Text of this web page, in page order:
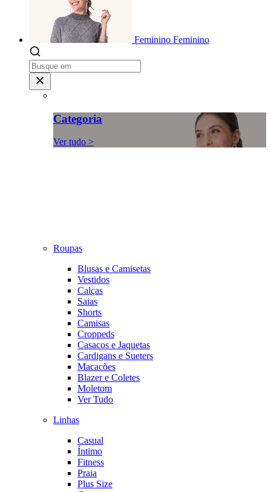
Feminino Feminino
Categoria
Ver tudo >
Roupas
Blusas e Camisetas
Vestidos
Calças
Saias
Shorts
Camisas
Croppeds
Casacos e Jaquetas
Cardigans e Sueters
Macacões
Blazer e Coletes
Moletom
Ver Tudo
Linhas
Casual
Íntimo
Fitness
Praia
Plus Size